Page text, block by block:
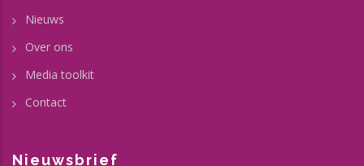
Nieuws
Over ons
Media toolkit
Contact
Nieuwsbrief